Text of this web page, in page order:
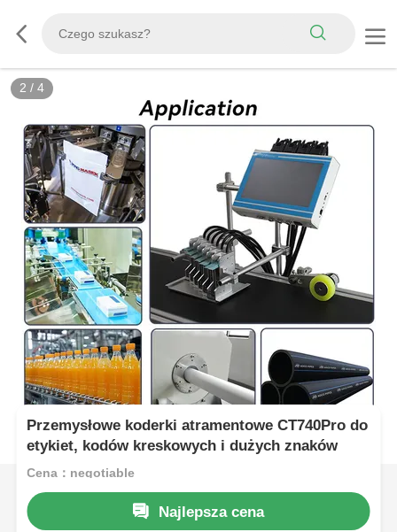
2 / 4
Przemysłowe koderki atramentowe CT740Pro do
etykiet, kodów kreskowych i dużych znaków
Cena：negotiable
Najlepsza cena